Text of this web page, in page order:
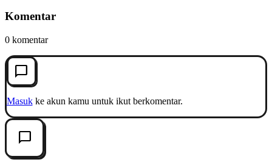
Komentar
0 komentar
chat_bubble_outline
Masukke akun kamu untuk ikut berkomentar.
chat_bubble_outline